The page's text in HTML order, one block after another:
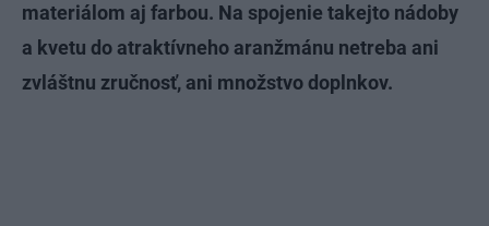
materiálom aj farbou. Na spojenie takejto nádoby
a kvetu do atraktívneho aranžmánu netreba ani
zvláštnu zručnosť, ani množstvo doplnkov.